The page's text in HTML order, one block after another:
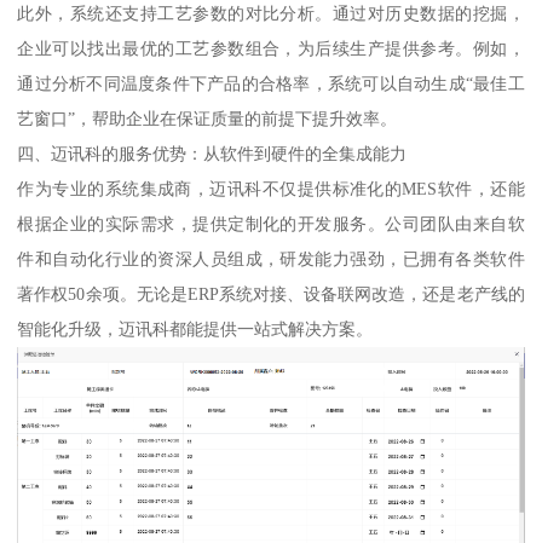
此外，系统还支持工艺参数的对比分析。通过对历史数据的挖掘，
企业可以找出最优的工艺参数组合，为后续生产提供参考。例如，
通过分析不同温度条件下产品的合格率，系统可以自动生成“最佳工
艺窗口”，帮助企业在保证质量的前提下提升效率。
四、迈讯科的服务优势：从软件到硬件的全集成能力
作为专业的系统集成商，迈讯科不仅提供标准化的MES软件，还能
根据企业的实际需求，提供定制化的开发服务。公司团队由来自软
件和自动化行业的资深人员组成，研发能力强劲，已拥有各类软件
著作权50余项。无论是ERP系统对接、设备联网改造，还是老产线的
智能化升级，迈讯科都能提供一站式解决方案。